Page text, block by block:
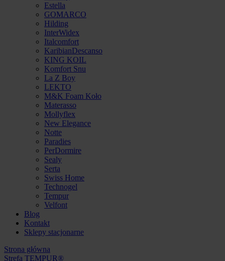
Estella
GOMARCO
Hilding
InterWidex
Italcomfort
KaribianDescanso
KING KOIL
Komfort Snu
La Z Boy
LEKTO
M&K Foam Koło
Materasso
Mollyflex
New Elegance
Notte
Paradies
PerDormire
Sealy
Serta
Swiss Home
Technogel
Tempur
Velfont
Blog
Kontakt
Sklepy stacjonarne
Strona główna
Strefa TEMPUR®